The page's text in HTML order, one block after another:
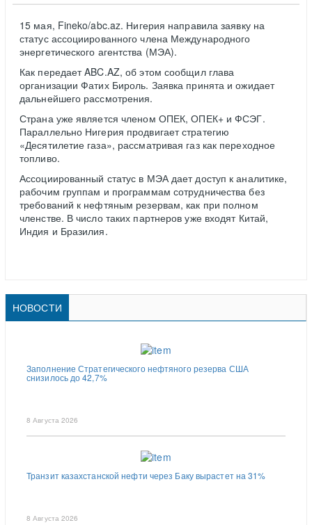
15 мая, Fineko/abc.az. Нигерия направила заявку на
статус ассоциированного члена Международного
энергетического агентства (МЭА).
Как передает ABC.AZ, об этом сообщил глава
организации Фатих Бироль. Заявка принята и ожидает
дальнейшего рассмотрения.
Страна уже является членом ОПЕК, ОПЕК+ и ФСЭГ.
Параллельно Нигерия продвигает стратегию
«Десятилетие газа», рассматривая газ как переходное
топливо.
Ассоциированный статус в МЭА дает доступ к аналитике,
рабочим группам и программам сотрудничества без
требований к нефтяным резервам, как при полном
членстве. В число таких партнеров уже входят Китай,
Индия и Бразилия.
НОВОСТИ
Заполнение Стратегического нефтяного резерва США
снизилось до 42,7%
8 Августа 2026
Транзит казахстанской нефти через Баку вырастет на 31%
8 Августа 2026